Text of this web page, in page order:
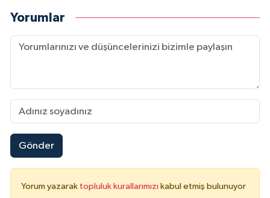
Yorumlar
Gönder
Yorum yazarak topluluk kurallarımızı kabul etmiş bulunuyor